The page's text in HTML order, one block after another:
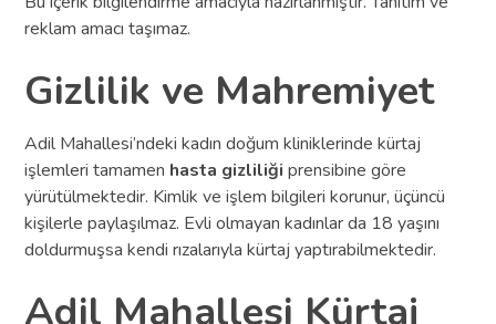
reklam amacı taşımaz.
Gizlilik ve Mahremiyet
Adil Mahallesi’ndeki kadın doğum kliniklerinde kürtaj
işlemleri tamamen hasta gizliliği prensibine göre
yürütülmektedir. Kimlik ve işlem bilgileri korunur, üçüncü
kişilerle paylaşılmaz. Evli olmayan kadınlar da 18 yaşını
doldurmuşsa kendi rızalarıyla kürtaj yaptırabilmektedir.
Adil Mahallesi Kürtaj